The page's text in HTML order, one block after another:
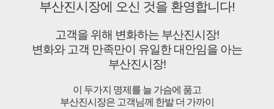
부산진시장에 오신 것을 환영합니다!
고객을 위해 변화하는 부산진시장!
변화와 고객 만족만이 유일한 대안임을 아는
부산진시장!
이 두가지 명제를 늘 가슴에 품고
부산진시장은 고객님께 한발 더 가까이